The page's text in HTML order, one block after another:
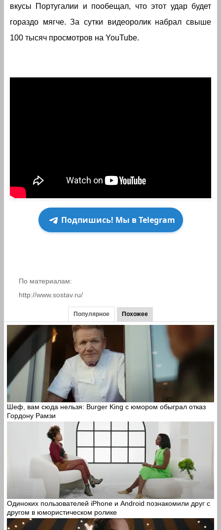
вкусы Португалии и пообещал, что этот удар будет
гораздо мягче. За сутки видеоролик набрал свыше
100 тысяч просмотров на YouTube.
Подпишись! Мы в Telegram
По материалам:
http://www.sostav.ru/
Популярное Похожее
Шеф, вам сюда нельзя: Burger King с юмором обыграл отказ
Гордону Рамзи
Одиноких пользователей iPhone и Android познакомили друг с
другом в юмористическом ролике